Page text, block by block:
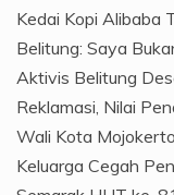
Kedai Kopi Alibaba
Belitung: Saya
Aktivis Belitung
Reklamasi, Nilai
Wali Kota
Keluarga Cegah